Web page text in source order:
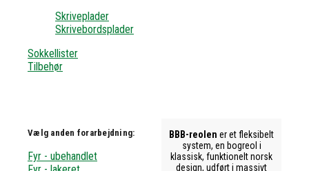
Skriveplader
Skrivebordsplader
Sokkellister
Tilbehør
Vælg anden forarbejdning:
Fyr - ubehandlet
BBB-reolen er et fleksibelt
system, en bogreol i
klassisk, funktionelt norsk
design, udført i massivt